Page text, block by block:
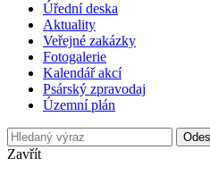
Úřední deska
Aktuality
Veřejné zakázky
Fotogalerie
Kalendář akcí
Psárský zpravodaj
Územní plán
Zavřít